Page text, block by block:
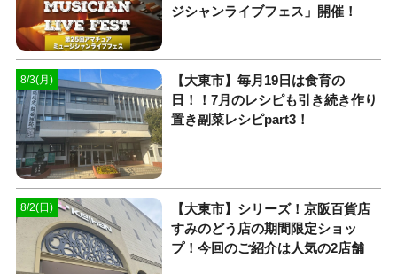
ジシャンライブフェス」開催！
8/3(月)
【大東市】毎月19日は食育の
日！！7月のレシピも引き続き作り
置き副菜レシピpart3！
8/2(日)
【大東市】シリーズ！京阪百貨店
すみのどう店の期間限定ショッ
プ！今回のご紹介は人気の2店舗